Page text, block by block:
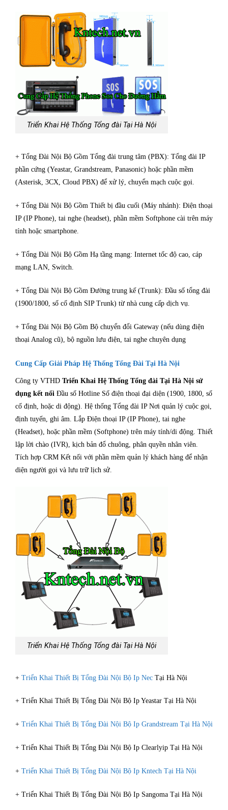
Triển Khai Hệ Thống Tổng đài Tại Hà Nội
+ Tổng Đài Nội Bộ Gồm Tổng đài trung tâm (PBX): Tổng đài IP
phần cứng (Yeastar, Grandstream, Panasonic) hoặc phần mềm
(Asterisk, 3CX, Cloud PBX) để xử lý, chuyển mạch cuộc gọi.
+ Tổng Đài Nội Bộ Gồm Thiết bị đầu cuối (Máy nhánh): Điện thoại
IP (IP Phone), tai nghe (headset), phần mềm Softphone cài trên máy
tính hoặc smartphone.
+ Tổng Đài Nội Bộ Gồm Hạ tầng mạng: Internet tốc độ cao, cáp
mạng LAN, Switch.
+ Tổng Đài Nội Bộ Gồm Đường trung kế (Trunk): Đầu số tổng đài
(1900/1800, số cố định SIP Trunk) từ nhà cung cấp dịch vụ.
+ Tổng Đài Nội Bộ Gồm Bộ chuyển đổi Gateway (nếu dùng điện
thoại Analog cũ), bộ nguồn lưu điện, tai nghe chuyên dụng
Cung Cấp Giải Pháp Hệ Thống Tổng Đài Tại Hà Nội
Công ty VTHD Triển Khai Hệ Thống Tổng đài Tại Hà Nội sử
dụng kết nối Đầu số Hotline Số điện thoại đại diện (1900, 1800, số
cố định, hoặc di động). Hệ thống Tổng đài IP Nơi quản lý cuộc gọi,
định tuyến, ghi âm. Lắp Điện thoại IP (IP Phone), tai nghe
(Headset), hoặc phần mềm (Softphone) trên máy tính/di động. Thiết
lập lời chào (IVR), kịch bản đổ chuông, phân quyền nhân viên.
Tích hợp CRM Kết nối với phần mềm quản lý khách hàng để nhận
diện người gọi và lưu trữ lịch sử.
Triển Khai Hệ Thống Tổng đài Tại Hà Nội
+ Triển Khai Thiết Bị Tổng Đài Nội Bộ Ip Nec Tại Hà Nội
+ Triển Khai Thiết Bị Tổng Đài Nội Bộ Ip Yeastar Tại Hà Nội
+ Triển Khai Thiết Bị Tổng Đài Nội Bộ Ip Grandstream Tại Hà Nội
+ Triển Khai Thiết Bị Tổng Đài Nội Bộ Ip Clearlyip Tại Hà Nội
+ Triển Khai Thiết Bị Tổng Đài Nội Bộ Ip Kntech Tại Hà Nội
+ Triển Khai Thiết Bị Tổng Đài Nội Bộ Ip Sangoma Tại Hà Nội